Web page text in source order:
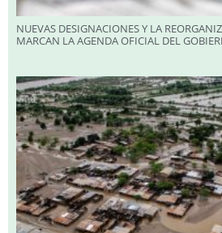
NUEVAS DESIGNACIONES Y LA
MARCAN LA AGENDA OFICIAL DEL